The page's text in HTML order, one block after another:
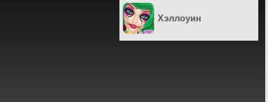
Хэллоуин